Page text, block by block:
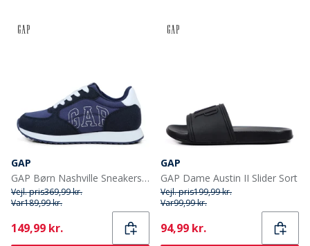
GAP
GAP Børn Nashville Sneakers Blå
Vejl. pris369,99 kr.
Var189,99 kr.
Current
149,99 kr.
GAP
GAP Dame Austin II Slider Sort
Vejl. pris199,99 kr.
Var99,99 kr.
Current
94,99 kr.